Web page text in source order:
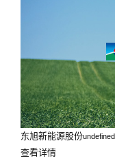
东旭新能源股份undefined
查看详情